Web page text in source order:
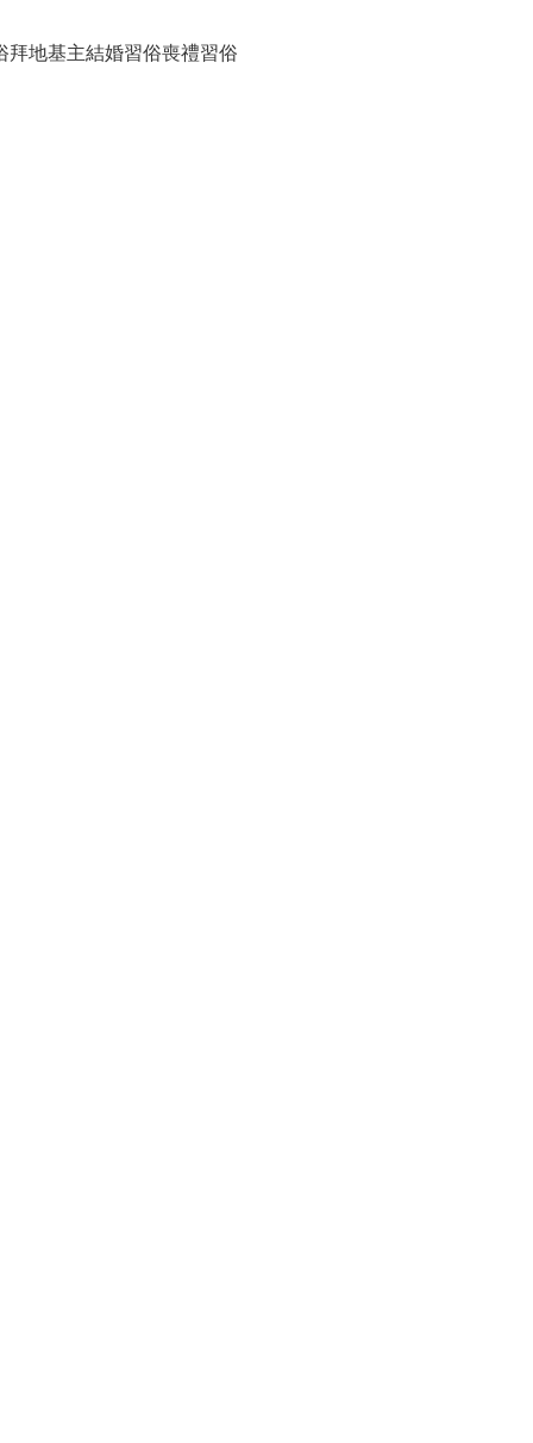
拜地基主結婚習俗喪禮習俗